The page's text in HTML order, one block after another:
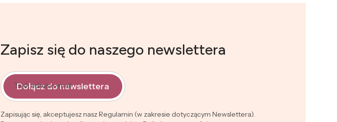
Zapisz się do naszego newslettera
Twój adres e-mail
Dołącz do newslettera
Zapisując się, akceptujesz nasz Regulamin (w zakresie dotyczącym Newslettera).